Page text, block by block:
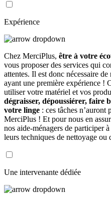
Expérience
Chez MerciPlus, être à votre
vous proposer des services qui
attentes. Il est donc nécessaire
ayant une première expérience !
utiliser votre matériel et vos
dégraisser, dépoussiérer, faire
votre linge : ces tâches n’auront
MerciPlus ! Et pour nous en
nos aide-ménagers de participer à
leurs techniques de nettoyage ou
Une intervenante dédiée